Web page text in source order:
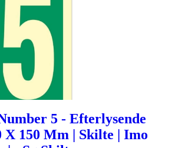
5 - Efterlysende
X 150 Mm | Skilte | Imo